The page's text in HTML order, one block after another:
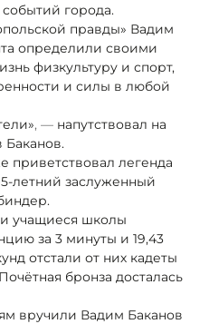
города.
правды» Вадим
определили своими
физкультуру и спорт,
и силы в любой
, — напутствовал на
Баканов.
приветствовал легенда
летний заслуженный
учащиеся школы
за 3 минуты и 19,43
отстали от них кадеты
бронза досталась
вручили Вадим Баканов